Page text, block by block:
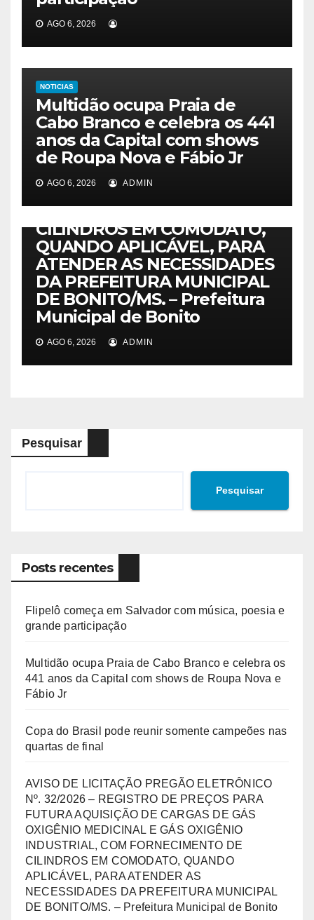
AGO 6, 2026
NOTICIAS
Multidão ocupa Praia de
Cabo Branco e celebra os 441
anos da Capital com shows
de Roupa Nova e Fábio Jr
AGO 6, 2026 ADMIN
NOTICIAS
AVISO DE LICITAÇÃO
PREGÃO ELETRÔNICO Nº.
32/2026 – REGISTRO DE
PREÇOS PARA FUTURA
AQUISIÇÃO DE CARGAS DE
GÁS OXIGÊNIO MEDICINAL E
GÁS OXIGÊNIO INDUSTRIAL,
COM FORNECIMENTO DE
CILINDROS EM COMODATO,
QUANDO APLICÁVEL, PARA
ATENDER AS NECESSIDADES
DA PREFEITURA MUNICIPAL
DE BONITO/MS. – Prefeitura
Municipal de Bonito
AGO 6, 2026 ADMIN
Pesquisar
Pesquisar
Posts recentes
Flipelô começa em Salvador com música, poesia e
grande participação
Multidão ocupa Praia de Cabo Branco e celebra os
441 anos da Capital com shows de Roupa Nova e
Fábio Jr
Copa do Brasil pode reunir somente campeões nas
quartas de final
AVISO DE LICITAÇÃO PREGÃO ELETRÔNICO
Nº. 32/2026 – REGISTRO DE PREÇOS PARA
FUTURA AQUISIÇÃO DE CARGAS DE GÁS
OXIGÊNIO MEDICINAL E GÁS OXIGÊNIO
INDUSTRIAL, COM FORNECIMENTO DE
CILINDROS EM COMODATO, QUANDO
APLICÁVEL, PARA ATENDER AS
NECESSIDADES DA PREFEITURA MUNICIPAL
DE BONITO/MS. – Prefeitura Municipal de Bonito